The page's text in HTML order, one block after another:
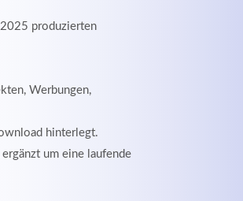
produzierten
Werbungen,
hinterlegt.
um eine laufende